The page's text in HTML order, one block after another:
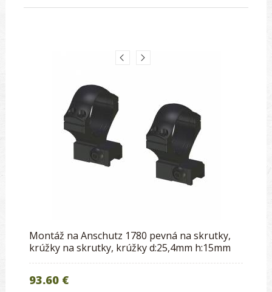
Montáž na Anschutz 1780 pevná na skrutky,
krúžky na skrutky, krúžky d:25,4mm h:15mm
93.60 €